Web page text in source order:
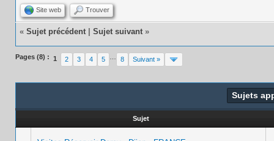
Site web Trouver
« Sujet précédent Sujet suivant »
Pages (8) : 1 2 3 4 5 8 Suivant »
Sujets
Sujet